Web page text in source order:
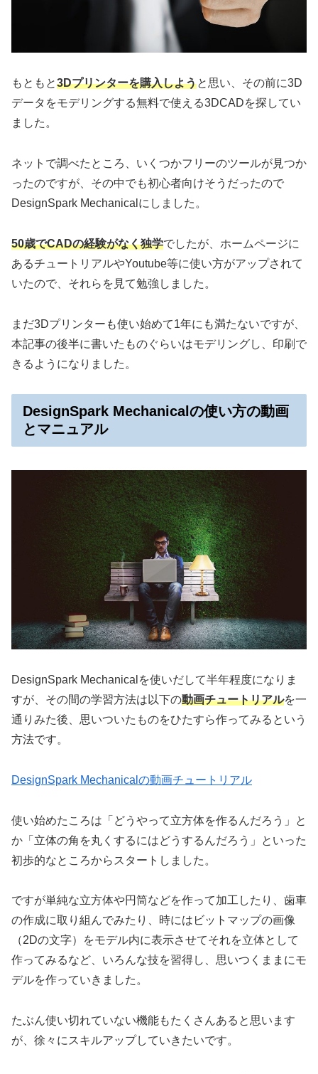
もともと3Dプリンターを購入しようと思い、その前に3D
データをモデリングする無料で使える3DCADを探してい
ました。
ネットで調べたところ、いくつかフリーのツールが見つか
ったのですが、その中でも初心者向けそうだったので
DesignSpark Mechanicalにしました。
50歳でCADの経験がなく独学でしたが、ホームページに
あるチュートリアルやYoutube等に使い方がアップされて
いたので、それらを見て勉強しました。
まだ3Dプリンターも使い始めて1年にも満たないですが、
本記事の後半に書いたものぐらいはモデリングし、印刷で
きるようになりました。
DesignSpark Mechanicalの使い方の動画
とマニュアル
DesignSpark Mechanicalを使いだして半年程度になりま
すが、その間の学習方法は以下の動画チュートリアルを一
通りみた後、思いついたものをひたすら作ってみるという
方法です。
DesignSpark Mechanicalの動画チュートリアル
使い始めたころは「どうやって立方体を作るんだろう」と
か「立体の角を丸くするにはどうするんだろう」といった
初歩的なところからスタートしました。
ですが単純な立方体や円筒などを作って加工したり、歯車
の作成に取り組んでみたり、時にはビットマップの画像
（2Dの文字）をモデル内に表示させてそれを立体として
作ってみるなど、いろんな技を習得し、思いつくままにモ
デルを作っていきました。
たぶん使い切れていない機能もたくさんあると思います
が、徐々にスキルアップしていきたいです。